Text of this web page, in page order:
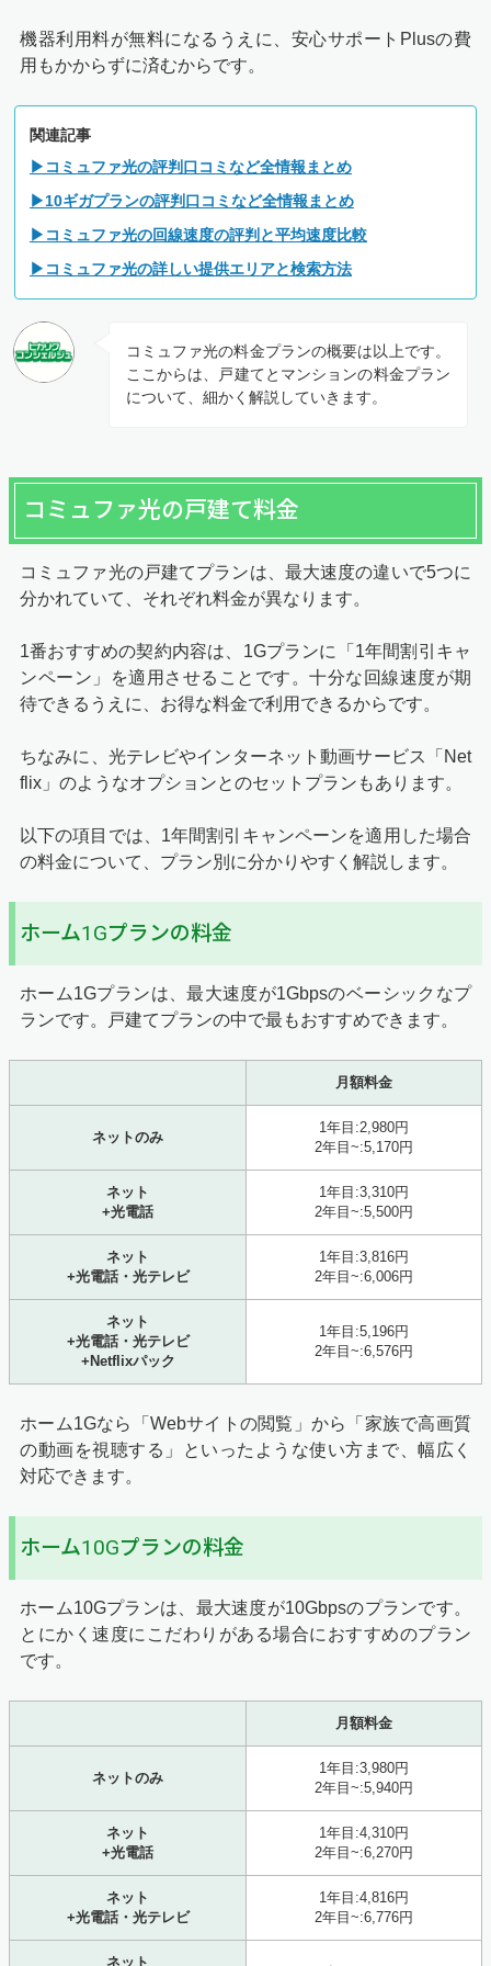
機器利用料が無料になるうえに、安心サポートPlusの費
用もかからずに済むからです。
関連記事
▶コミュファ光の評判口コミなど全情報まとめ
▶10ギガプランの評判口コミなど全情報まとめ
▶コミュファ光の回線速度の評判と平均速度比較
▶コミュファ光の詳しい提供エリアと検索方法
コミュファ光の料金プランの概要は以上です。
ここからは、戸建てとマンションの料金プラン
について、細かく解説していきます。
コミュファ光の戸建て料金
コミュファ光の戸建てプランは、最大速度の違いで5つに
分かれていて、それぞれ料金が異なります。
1番おすすめの契約内容は、1Gプランに「 1年間割引キャ
ンペーン 」を適用させることです。十分な回線速度が期
待できるうえに、お得な料金で利用できるからです。
ちなみに、光テレビやインターネット動画サービス「Net
flix」のようなオプションとのセットプランもあります。
以下の項目では、 1年間割引キャンペーンを適用した場合
の料金について、プラン別に分かりやすく解説します。
ホーム1Gプランの料金
ホーム1Gプランは、最大速度が1Gbpsのベーシックなプ
ランです。戸建てプランの中で最もおすすめできます。
月額料金
ネットのみ
1年目:2,980円
2年目~:5,170円
ネット
+光電話
1年目:3,310円
2年目~:5,500円
ネット
+光電話・光テレビ
1年目:3,816円
2年目~:6,006円
ネット
+光電話・光テレビ
+Netflixパック
1年目:5,196円
2年目~:6,576円
ホーム1Gなら
「Webサイトの閲覧」から「家族で高画質
の動画を視聴する」といったような使い方まで、幅広く
対応できます。
ホーム10Gプランの料金
ホーム10Gプランは、最大速度が10Gbpsのプランです。
とにかく速度にこだわりがある場合におすすめのプラン
です。
月額料金
ネットのみ
1年目:3,980円
2年目~:5,940円
ネット
+光電話
1年目:4,310円
2年目~:6,270円
ネット
+光電話・光テレビ
1年目:4,816円
2年目~:6,776円
ネット